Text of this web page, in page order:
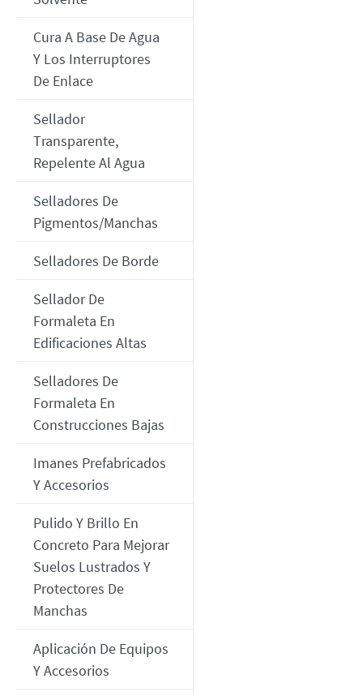
Cura A Base De Agua
Y Los Interruptores
De Enlace
Sellador
Transparente,
Repelente Al Agua
Selladores De
Pigmentos/manchas
Selladores De Borde
Sellador De
Formaleta En
Edificaciones Altas
Selladores De
Formaleta En
Construcciones Bajas
Imanes Prefabricados
Y Accesorios
Pulido Y Brillo En
Concreto Para Mejorar
Suelos Lustrados Y
Protectores De
Manchas
Aplicación De Equipos
Y Accesorios